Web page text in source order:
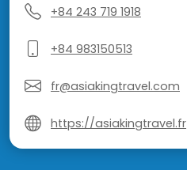
+84 243 719 1918
+84 983150513
fr@asiakingtravel.com
https://asiakingtravel.fr